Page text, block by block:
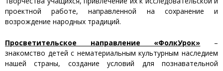
проектной работе, направленной на сохранение и
возрождение народных традиций.
Просветительское направление «ФолкУрок» –
знакомство детей с нематериальным культурным наследием
нашей страны, создание условий для познавательной